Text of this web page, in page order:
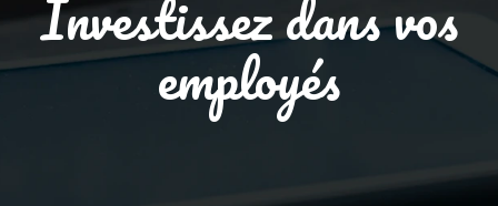
Investissez dans vos
employés